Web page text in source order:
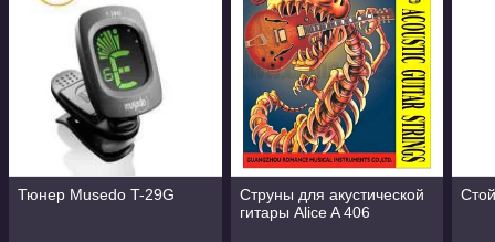
Тюнер Musedo T-29G
Струны для акустической
гитары Alice A 406